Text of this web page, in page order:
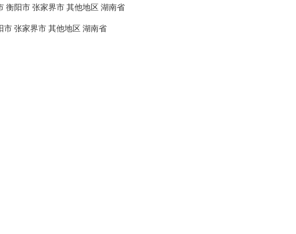
衡阳市 张家界市 其他地区 湖南省
市 张家界市 其他地区 湖南省